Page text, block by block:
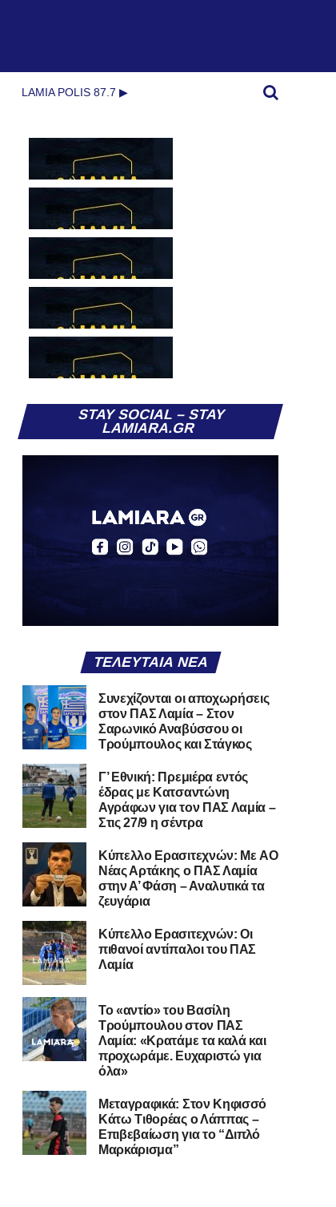
LAMIA POLIS 87.7 ▶︎
STAY SOCIAL – STAY
LAMIARA.GR
ΤΕΛΕΥΤΑΊΑ ΝΈΑ
Συνεχίζονται οι αποχωρήσεις
στον ΠΑΣ Λαμία – Στον
Σαρωνικό Αναβύσσου οι
Τρούμπουλος και Στάγκος
Γ’ Εθνική: Πρεμιέρα εντός
έδρας με Κατσαντώνη
Αγράφων για τον ΠΑΣ Λαμία –
Στις 27/9 η σέντρα
Kύπελλο Ερασιτεχνών: Με AO
Nέας Αρτάκης ο ΠΑΣ Λαμία
στην Α’ Φάση – Αναλυτικά τα
ζευγάρια
Κύπελλο Ερασιτεχνών: Οι
πιθανοί αντίπαλοι του ΠΑΣ
Λαμία
Το «αντίο» του Βασίλη
Τρούμπουλου στον ΠΑΣ
Λαμία: «Κρατάμε τα καλά και
προχωράμε. Ευχαριστώ για
όλα»
Μεταγραφικά: Στον Κηφισσό
Κάτω Τιθορέας ο Λάππας –
Επιβεβαίωση για το “Διπλό
Μαρκάρισμα”